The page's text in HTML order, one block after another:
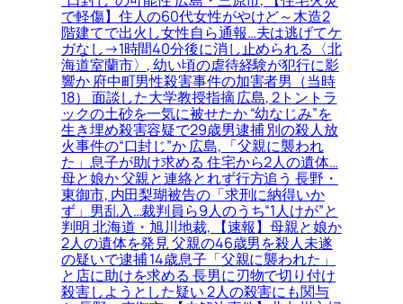
で軽傷】住人の60代女性がやけど～木造2
階建てで出火し女性自ら通報…夫は逃げてケ
ガなし→1時間40分後に消し止められる〈北
海道室蘭市〉, 幼い頃の虐待経験が犯行に影
響か 府中町男性殺害事件の加害者男（当時
18） 面談した大学教授指摘 広島, 2トントラ
ックの土砂を一気に被せたか “幼なじみ”を
生き埋め殺害容疑で29歳男逮捕 別の殺人放
火事件の“口封じ”か 広島, 「父親に襲われ
た」息子が助け求める 住宅から2人の遺体…
母と娘か 父親と連絡とれず行方追う 長野・
東御市, 内田梨瑚被告の「求刑に納得いか
ず」男乱入…裁判員ら9人のうち“1人けが”と
判明 北海道・旭川地裁, 【速報】母親と娘か
2人の遺体を発見 父親の46歳男を殺人未遂
の疑いで逮捕 14歳息子「父親に襲われた」
と店に助けを求める 長男に刃物で切り付け
殺害しようとした疑い 2人の殺害にも関与